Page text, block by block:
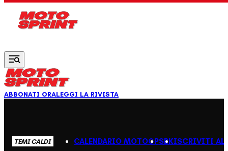
ABBONATI ORALEGGI LA RIVISTA
TEMI CALDI CALENDARIO MOTOGPSBKISCRIVITI AL